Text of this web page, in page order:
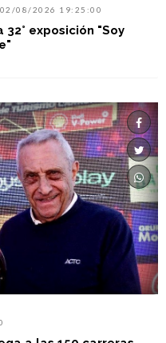
02/08/2026 19:25:00
32° exposición "Soy